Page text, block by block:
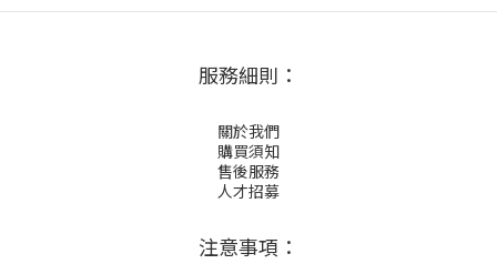
服務細則：
關於我們
購買須知
售後服務
人才招募
注意事項：